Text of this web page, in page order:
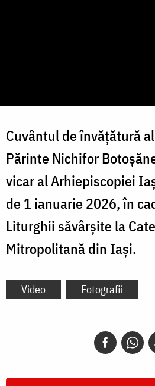
Cuvântul de învățătură
Părinte Nichifor
vicar al Arhiepiscopiei
de 1 ianuarie 2026, în
Liturghii săvârșite la
Mitropolitană din Iași.
Video Fotografii